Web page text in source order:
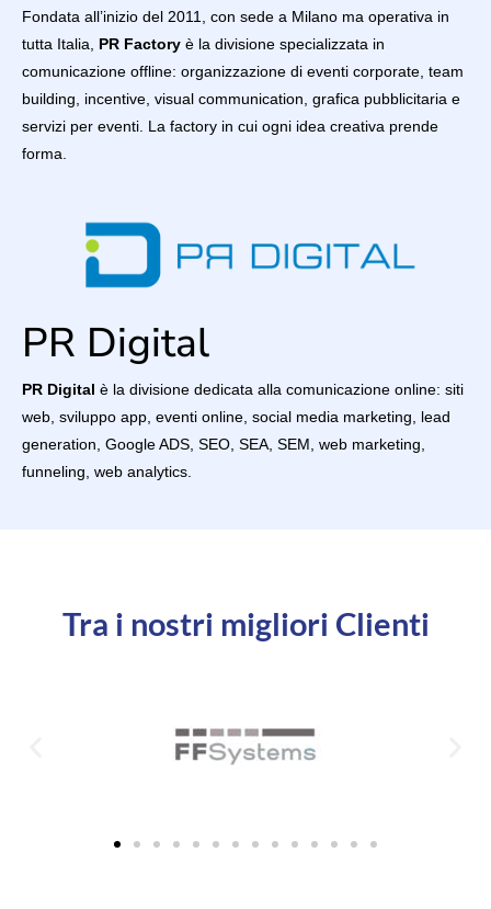
Fondata all’inizio del 2011, con sede a Milano ma operativa in
tutta Italia, PR Factory è la divisione specializzata in
comunicazione offline: organizzazione di eventi corporate, team
building, incentive, visual communication, grafica pubblicitaria e
servizi per eventi. La factory in cui ogni idea creativa prende
forma.
PR Digital
PR Digital è la divisione dedicata alla comunicazione online: siti
web, sviluppo app, eventi online, social media marketing, lead
generation, Google ADS, SEO, SEA, SEM, web marketing,
funneling, web analytics.
Tra i nostri migliori Clienti